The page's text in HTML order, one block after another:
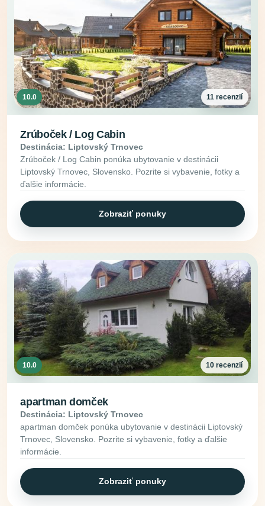
10.0 11 recenzií
Zrúboček / Log Cabin
Destinácia: Liptovský Trnovec
Zrúboček / Log Cabin ponúka ubytovanie v destinácii
Liptovský Trnovec, Slovensko. Pozrite si vybavenie, fotky a
ďalšie informácie.
Zobraziť ponuky
10.0 10 recenzií
apartman domček
Destinácia: Liptovský Trnovec
apartman domček ponúka ubytovanie v destinácii Liptovský
Trnovec, Slovensko. Pozrite si vybavenie, fotky a ďalšie
informácie.
Zobraziť ponuky